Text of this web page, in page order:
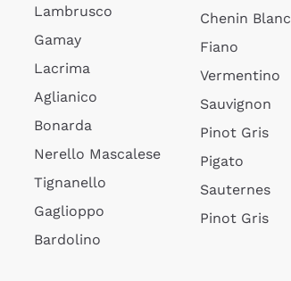
Lambrusco
Gamay
Lacrima
Aglianico
Bonarda
Nerello Mascalese
Tignanello
Gaglioppo
Bardolino
Chenin Blanc
Fiano
Vermentino
Sauvignon
Pinot Gris
Pigato
Sauternes
Pinot Gris